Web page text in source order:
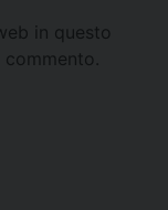
in questo